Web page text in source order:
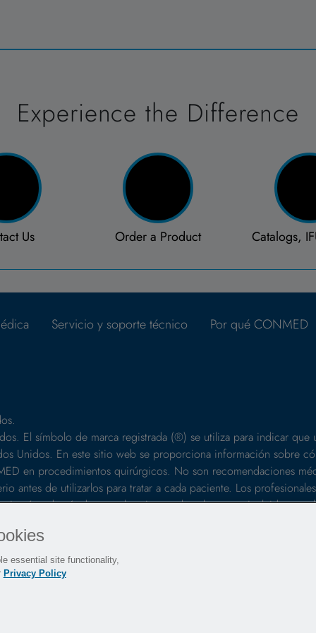
Experience the Difference
Us Order a Product Catalogs,
Servicio y soporte técnico Por qué CONMED
El símbolo de marca registrada (®) se utiliza para indicar que
Unidos. En este sitio web se proporciona información sobre
en procedimientos quirúrgicos. No son recomendaciones
antes de utilizarlos para tratar a cada paciente. Los
además de consultar siempre los elementos incluidos en
Eventos Políticas
essential site functionality,
Privacy Policy